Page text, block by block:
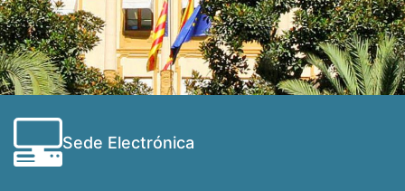
Sede Electrónica